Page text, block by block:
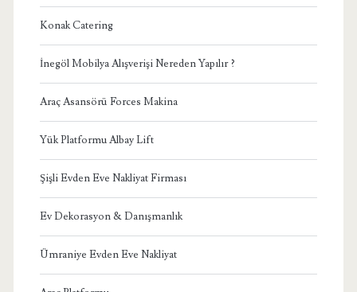
Konak Catering
İnegöl Mobilya Alışverişi Nereden Yapılır ?
Araç Asansörü Forces Makina
Yük Platformu Albay Lift
Şişli Evden Eve Nakliyat Firması
Ev Dekorasyon & Danışmanlık
Ümraniye Evden Eve Nakliyat